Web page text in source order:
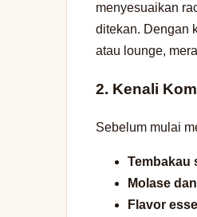
menyesuaikan
ditekan. Dengan
atau lounge,
2. Kenali
Sebelum mulai
Tembakau
Molase
Flavor